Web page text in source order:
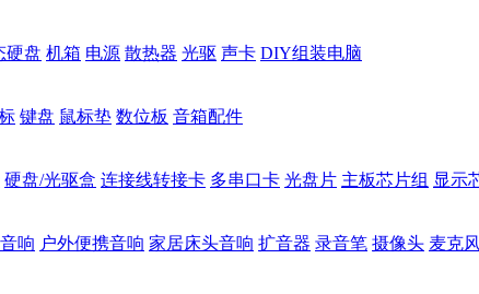
硬盘 机箱 电源 散热器 光驱 声卡 DIY组装电脑
键盘 鼠标垫 数位板 音箱配件
硬盘/光驱盒 连接线转接卡 多串口卡 光盘片 主板芯片组 显示
响 户外便携音响 家居床头音响 扩音器 录音笔 摄像头 麦克